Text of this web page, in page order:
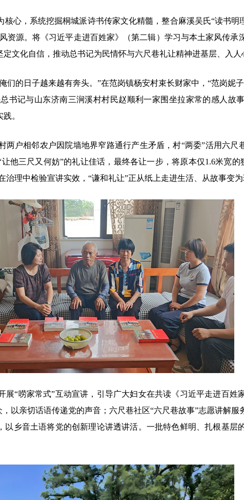
，系统挖掘桐城派诗书传家文化精髓，整合麻溪吴氏“读书明
资源。将《习近平走进百姓家》（第二辑）学习与本土家风传承
文化自信，推动总书记为民情怀与六尺巷礼让精神进基层、入人
的日子越来越有奔头。”在范岗镇杨安村束长财家中，“范岗妮
书记与山东济南三涧溪村村民赵顺利一家围坐拉家常的感人故
。
相邻农户因院墙地界窄路通行产生矛盾，村“两委”活用六尺
他三尺又何妨”的礼让佳话，最终各让一步，将原本仅1.6米宽的
治理中检验宣讲实效，“谦和礼让”正从纸上走进生活、从故事变
唠家常式”互动宣讲，引导广大妇女在共读《习近平走进百姓
以亲切话语传递党的声音；六尺巷社区“六尺巷故事”志愿讲解
乡音土语将党的创新理论讲透讲活。一批特色鲜明、扎根基层